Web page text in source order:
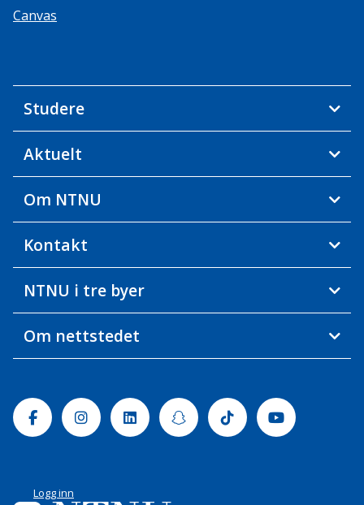
Canvas
Studere
Aktuelt
Om NTNU
Kontakt
NTNU i tre byer
Om nettstedet
FacebookInstagramLinkedinSnapchatTiktok Youtube
Logg inn